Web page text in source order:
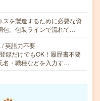
スを製造するために必要な資
包、包装ラインで流れて…
/ 英語力不要
録だけでもOK！履歴書不要
名・職種などを入力す…